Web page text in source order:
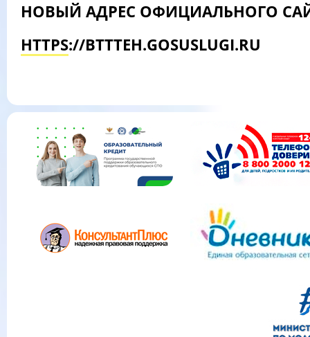
НОВЫЙ АДРЕС ОФИЦИАЛЬНОГО
HTTPS://BTTTEH.GOSUSLUGI.RU